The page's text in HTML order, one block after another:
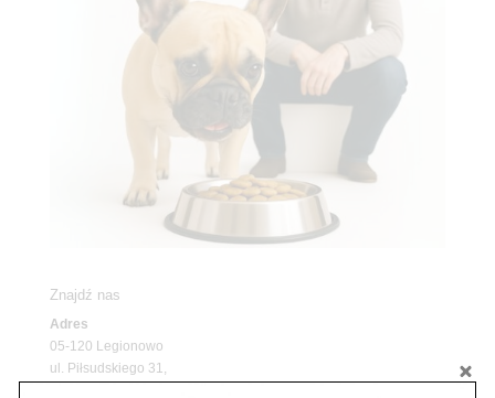
Znajdź nas
Adres
05-120 Legionowo
ul. Piłsudskiego 31,